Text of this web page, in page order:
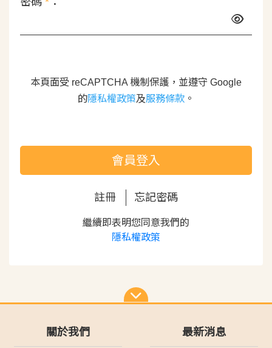
本頁面受 reCAPTCHA 機制保護，並遵守 Google
的隱私權政策及服務條款 。
會員登入
註冊 忘記密碼
繼續即表明您同意我們的
隱私權政策
關於我們 最新消息